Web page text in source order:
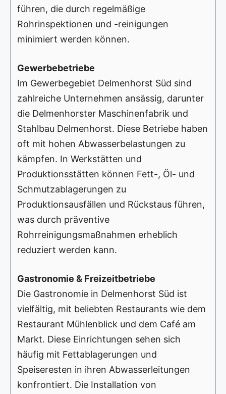
führen, die durch regelmäßige
Rohrinspektionen und -reinigungen
minimiert werden können.
Gewerbebetriebe
Im Gewerbegebiet Delmenhorst Süd sind
zahlreiche Unternehmen ansässig, darunter
die Delmenhorster Maschinenfabrik und
Stahlbau Delmenhorst. Diese Betriebe haben
oft mit hohen Abwasserbelastungen zu
kämpfen. In Werkstätten und
Produktionsstätten können Fett-, Öl- und
Schmutzablagerungen zu
Produktionsausfällen und Rückstaus führen,
was durch präventive
Rohrreinigungsmaßnahmen erheblich
reduziert werden kann.
Gastronomie & Freizeitbetriebe
Die Gastronomie in Delmenhorst Süd ist
vielfältig, mit beliebten Restaurants wie dem
Restaurant Mühlenblick und dem Café am
Markt. Diese Einrichtungen sehen sich
häufig mit Fettablagerungen und
Speiseresten in ihren Abwasserleitungen
konfrontiert. Die Installation von